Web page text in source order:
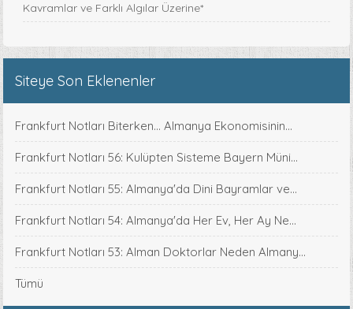
Kavramlar ve Farklı Algılar Üzerine*
Siteye Son Eklenenler
Frankfurt Notları Biterken... Almanya Ekonomisinin...
Frankfurt Notları 56: Kulüpten Sisteme Bayern Müni...
Frankfurt Notları 55: Almanya'da Dini Bayramlar ve...
Frankfurt Notları 54: Almanya'da Her Ev, Her Ay Ne...
Frankfurt Notları 53: Alman Doktorlar Neden Almany...
Tümü